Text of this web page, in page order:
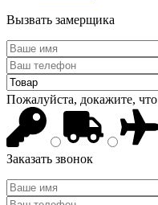
Вызвать замерщика
Пожалуйста, докажите,
Заказать звонок